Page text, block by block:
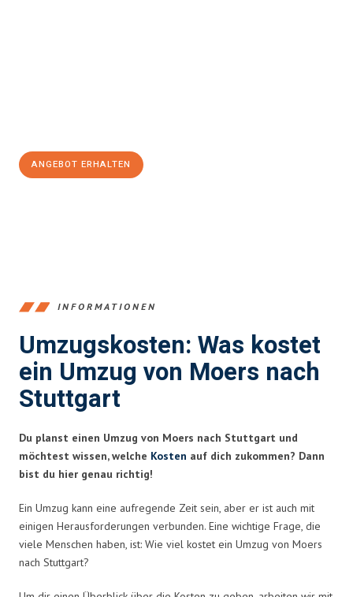
ANGEBOT ERHALTEN
INFORMATIONEN
Umzugskosten: Was kostet
ein Umzug von Moers nach
Stuttgart
Du planst einen Umzug von Moers nach Stuttgart und
möchtest wissen, welche Kosten auf dich zukommen? Dann
bist du hier genau richtig!
Ein Umzug kann eine aufregende Zeit sein, aber er ist auch mit
einigen Herausforderungen verbunden. Eine wichtige Frage, die
viele Menschen haben, ist: Wie viel kostet ein Umzug von Moers
nach Stuttgart?